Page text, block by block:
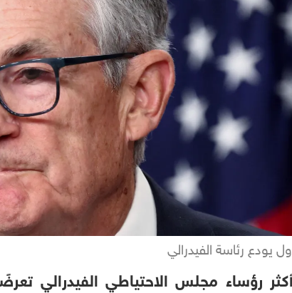
يودع رئاسة الفيدرالي
رؤساء مجلس الاحتياطي الفيدرالي